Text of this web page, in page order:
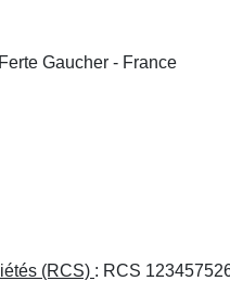
Gaucher - France
(RCS) : RCS